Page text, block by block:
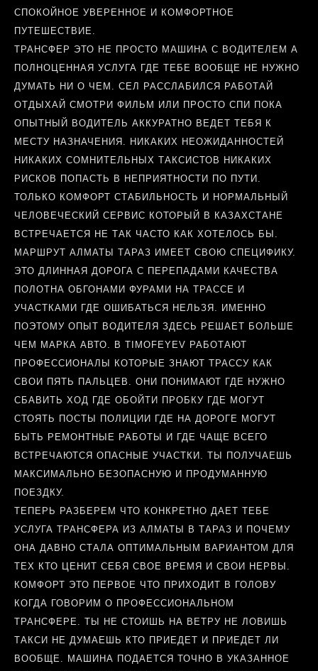
СПОКОЙНОЕ УВЕРЕННОЕ И КОМФОРТНОЕ
ПУТЕШЕСТВИЕ.
ТРАНСФЕР ЭТО НЕ ПРОСТО МАШИНА С ВОДИТЕЛЕМ А
ПОЛНОЦЕННАЯ УСЛУГА ГДЕ ТЕБЕ ВООБЩЕ НЕ НУЖНО
ДУМАТЬ НИ О ЧЕМ. СЕЛ РАССЛАБИЛСЯ РАБОТАЙ
ОТДЫХАЙ СМОТРИ ФИЛЬМ ИЛИ ПРОСТО СПИ ПОКА
ОПЫТНЫЙ ВОДИТЕЛЬ АККУРАТНО ВЕДЕТ ТЕБЯ К
МЕСТУ НАЗНАЧЕНИЯ. НИКАКИХ НЕОЖИДАННОСТЕЙ
НИКАКИХ СОМНИТЕЛЬНЫХ ТАКСИСТОВ НИКАКИХ
РИСКОВ ПОПАСТЬ В НЕПРИЯТНОСТИ ПО ПУТИ.
ТОЛЬКО КОМФОРТ СТАБИЛЬНОСТЬ И НОРМАЛЬНЫЙ
ЧЕЛОВЕЧЕСКИЙ СЕРВИС КОТОРЫЙ В КАЗАХСТАНЕ
ВСТРЕЧАЕТСЯ НЕ ТАК ЧАСТО КАК ХОТЕЛОСЬ БЫ.
МАРШРУТ АЛМАТЫ ТАРАЗ ИМЕЕТ СВОЮ СПЕЦИФИКУ.
ЭТО ДЛИННАЯ ДОРОГА С ПЕРЕПАДАМИ КАЧЕСТВА
ПОЛОТНА ОБГОНАМИ ФУРАМИ НА ТРАССЕ И
УЧАСТКАМИ ГДЕ ОШИБАТЬСЯ НЕЛЬЗЯ. ИМЕННО
ПОЭТОМУ ОПЫТ ВОДИТЕЛЯ ЗДЕСЬ РЕШАЕТ БОЛЬШЕ
ЧЕМ МАРКА АВТО. В TIMOFEYEV РАБОТАЮТ
ПРОФЕССИОНАЛЫ КОТОРЫЕ ЗНАЮТ ТРАССУ КАК
СВОИ ПЯТЬ ПАЛЬЦЕВ. ОНИ ПОНИМАЮТ ГДЕ НУЖНО
СБАВИТЬ ХОД ГДЕ ОБОЙТИ ПРОБКУ ГДЕ МОГУТ
СТОЯТЬ ПОСТЫ ПОЛИЦИИ ГДЕ НА ДОРОГЕ МОГУТ
БЫТЬ РЕМОНТНЫЕ РАБОТЫ И ГДЕ ЧАЩЕ ВСЕГО
ВСТРЕЧАЮТСЯ ОПАСНЫЕ УЧАСТКИ. ТЫ ПОЛУЧАЕШЬ
МАКСИМАЛЬНО БЕЗОПАСНУЮ И ПРОДУМАННУЮ
ПОЕЗДКУ.
ТЕПЕРЬ РАЗБЕРЕМ ЧТО КОНКРЕТНО ДАЕТ ТЕБЕ
УСЛУГА ТРАНСФЕРА ИЗ АЛМАТЫ В ТАРАЗ И ПОЧЕМУ
ОНА ДАВНО СТАЛА ОПТИМАЛЬНЫМ ВАРИАНТОМ ДЛЯ
ТЕХ КТО ЦЕНИТ СЕБЯ СВОЕ ВРЕМЯ И СВОИ НЕРВЫ.
КОМФОРТ ЭТО ПЕРВОЕ ЧТО ПРИХОДИТ В ГОЛОВУ
КОГДА ГОВОРИМ О ПРОФЕССИОНАЛЬНОМ
ТРАНСФЕРЕ. ТЫ НЕ СТОИШЬ НА ВЕТРУ НЕ ЛОВИШЬ
ТАКСИ НЕ ДУМАЕШЬ КТО ПРИЕДЕТ И ПРИЕДЕТ ЛИ
ВООБЩЕ. МАШИНА ПОДАЕТСЯ ТОЧНО В УКАЗАННОЕ